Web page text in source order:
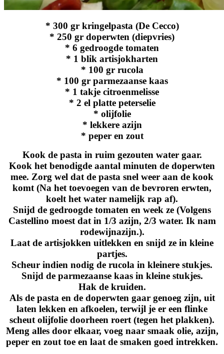
* 300 gr kringelpasta (De Cecco)
* 250 gr doperwten (diepvries)
* 6 gedroogde tomaten
* 1 blik artisjokharten
* 100 gr rucola
* 100 gr parmezaanse kaas
* 1 takje citroenmelisse
* 2 el platte peterselie
* olijfolie
* lekkere azijn
* peper en zout
Kook de pasta in ruim gezouten water gaar.
Kook het benodigde aantal minuten de doperwten
mee. Zorg wel dat de pasta snel weer aan de kook
komt (Na het toevoegen van de bevroren erwten,
koelt het water namelijk rap af).
Snijd de gedroogde tomaten en week ze (Volgens
Castellino moest dat in 1/3 azijn, 2/3 water. Ik nam
rodewijnazijn.).
Laat de artisjokken uitlekken en snijd ze in kleine
partjes.
Scheur indien nodig de rucola in kleinere stukjes.
Snijd de parmezaanse kaas in kleine stukjes.
Hak de kruiden.
Als de pasta en de doperwten gaar genoeg zijn, uit
laten lekken en afkoelen, terwijl je er een flinke
scheut olijfolie doorheen roert (tegen het plakken).
Meng alles door elkaar, voeg naar smaak olie, azijn,
peper en zout toe en laat de smaken goed intrekken.